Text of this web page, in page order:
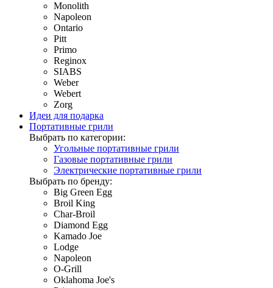
Monolith
Napoleon
Ontario
Pitt
Primo
Reginox
SIABS
Weber
Webert
Zorg
Идеи для подарка
Портативные грили
Выбрать по категории:
Угольные портативные грили
Газовые портативные грили
Электрические портативные грили
Выбрать по бренду:
Big Green Egg
Broil King
Char-Broil
Diamond Egg
Kamado Joe
Lodge
Napoleon
O-Grill
Oklahoma Joe's